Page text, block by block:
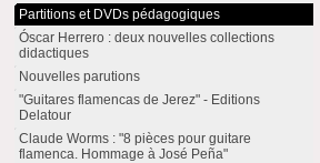
Partitions et DVDs pédagogiques
Óscar Herrero : deux nouvelles collections
didactiques
Nouvelles parutions
"Guitares flamencas de Jerez" - Editions
Delatour
Claude Worms : "8 pièces pour guitare
flamenca. Hommage à José Peña"